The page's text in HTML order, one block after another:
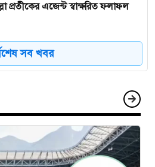
প্রতীকের এজেন্ট স্বাক্ষরিত ফলাফল
শান্তিপূর্ণ ও নিরপেক্ষ হোক
ঢুকে প্রিজাইডিং অফিসারের
নেতাকর্মীদের
উদ্ধার করলেন এনসিপি নেত্রী ডা.
সব খবর